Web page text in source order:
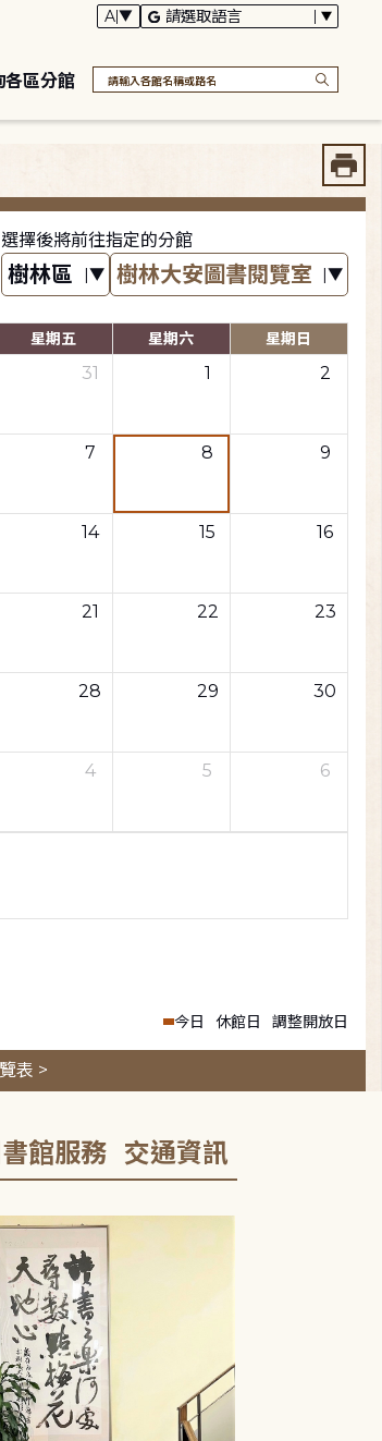
各區分館
選擇後將前往指定的分館
星期五 星期六 星期日
31 1 2
7 8 9
14 15 16
21 22 23
28 29 30
4 5 6
今日 休館日 調整開放日
表 >
館服務 交通資訊